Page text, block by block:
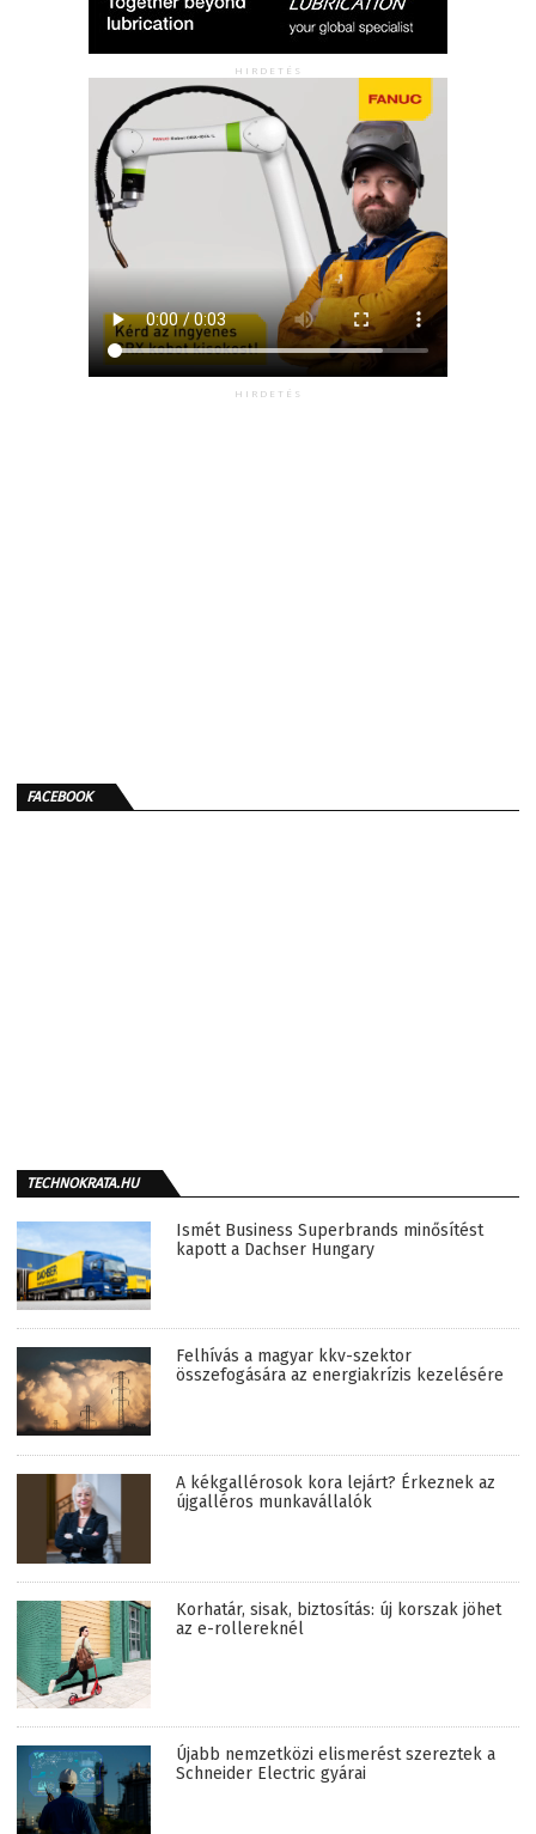
HIRDETÉS
HIRDETÉS
FACEBOOK
TECHNOKRATA.HU
Ismét Business Superbrands minősítést
kapott a Dachser Hungary
Felhívás a magyar kkv-szektor
összefogására az energiakrízis kezelésére
A kékgallérosok kora lejárt? Érkeznek az
újgalléros munkavállalók
Korhatár, sisak, biztosítás: új korszak jöhet
az e-rollereknél
Újabb nemzetközi elismerést szereztek a
Schneider Electric gyárai